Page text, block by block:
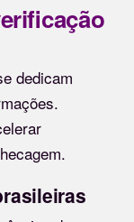
dedicam